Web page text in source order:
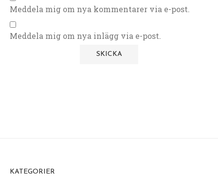
Meddela mig om nya kommentarer via e-post.
Meddela mig om nya inlägg via e-post.
KATEGORIER